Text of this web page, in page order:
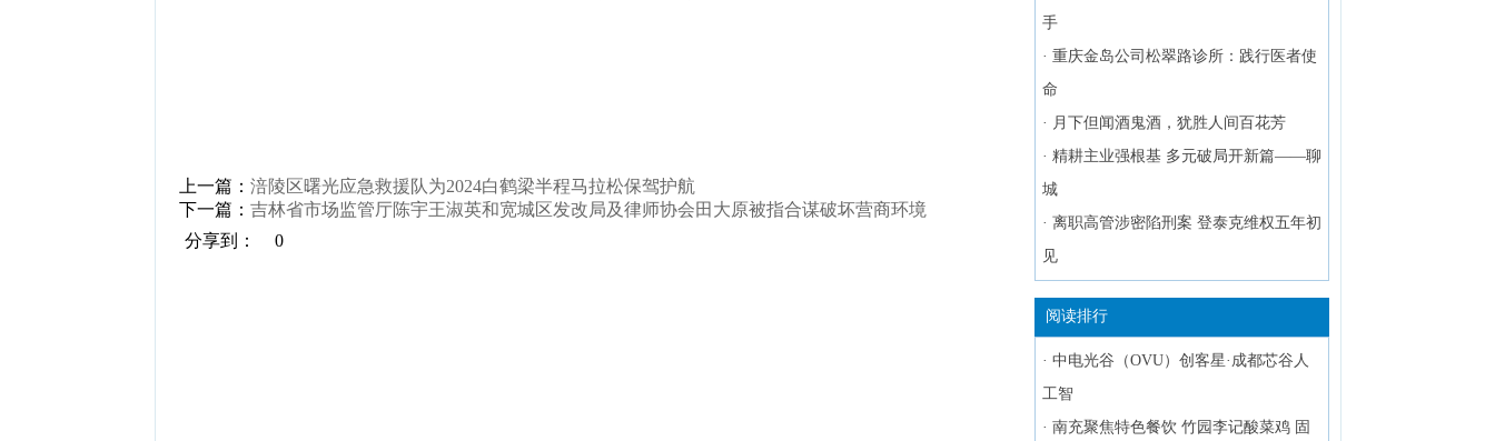
上一篇： 涪陵区曙光应急救援队为2024白鹤梁半程马拉松保驾护航
下一篇： 吉林省市场监管厅陈宇王淑英和宽城区发改局及律师协会田大原被指合谋破坏营商环境
分享到：
0
手
· 重庆金岛公司松翠路诊所：践行医者使
命
· 月下但闻酒鬼酒，犹胜人间百花芳
· 精耕主业强根基 多元破局开新篇——聊
城
· 离职高管涉密陷刑案 登泰克维权五年初
见
阅读排行
· 中电光谷（OVU）创客星·成都芯谷人
工智
· 南充聚焦特色餐饮 竹园李记酸菜鸡 固